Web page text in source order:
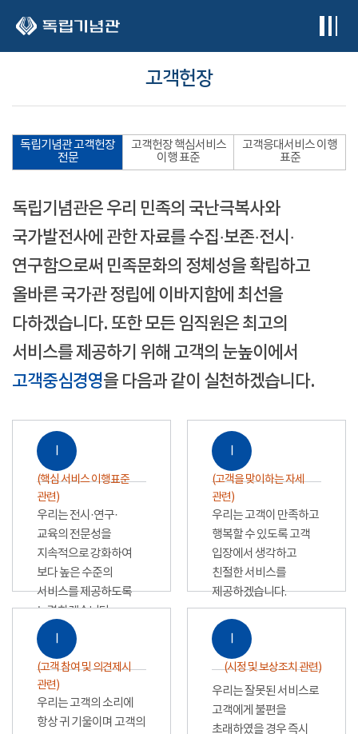
고객헌장
독립기념관 고객헌장
전문
고객헌장 핵심서비스
이행 표준
고객응대서비스 이행
표준
독립기념관은 우리 민족의 국난극복사와
국가발전사에 관한 자료를 수집·보존·전시·
연구함으로써 민족문화의 정체성을 확립하고
올바른 국가관 정립에 이바지함에 최선을
다하겠습니다. 또한 모든 임직원은 최고의
서비스를 제공하기 위해 고객의 눈높이에서
고객중심경영을 다음과 같이 실천하겠습니다.
Ⅰ
(핵심 서비스 이행표준
관련)
우리는 전시·연구·
교육의 전문성을
지속적으로 강화하여
보다 높은 수준의
서비스를 제공하도록
노력하겠습니다.
Ⅰ
(고객을 맞이하는 자세
관련)
우리는 고객이 만족하고
행복할 수 있도록 고객
입장에서 생각하고
친절한 서비스를
제공하겠습니다.
Ⅰ
(고객 참여 및 의견제시
관련)
우리는 고객의 소리에
항상 귀 기울이며 고객의
Ⅰ
(시정 및 보상조치 관련)
우리는 잘못된 서비스로
고객에게 불편을
초래하였을 경우 즉시